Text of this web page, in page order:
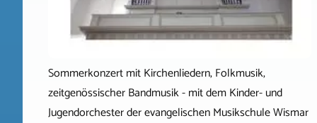
Sommerkonzert mit Kirchenliedern, Folkmusik,
zeitgenössischer Bandmusik - mit dem Kinder- und
Jugendorchester der evangelischen Musikschule Wismar